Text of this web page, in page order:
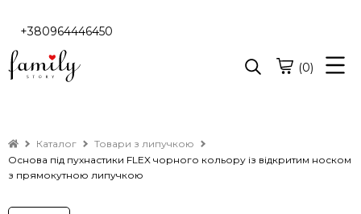
+380964446450
(0)
Каталог
Товари з липучкою
Основа під пухнастики FLEX чорного кольору із відкритим носком
з прямокутною липучкою